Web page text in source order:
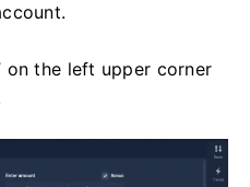
on the left upper corner